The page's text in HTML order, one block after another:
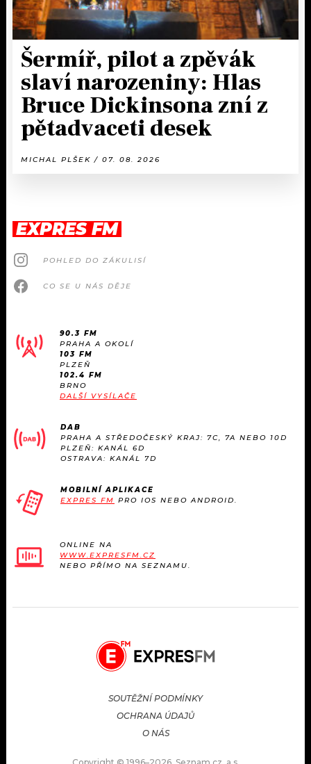
Šermíř, pilot a zpěvák
slaví narozeniny: Hlas
Bruce Dickinsona zní z
pětadvaceti desek
MICHAL PLŠEK / 07. 08. 2026
EXPRES FM
POHLED DO ZÁKULISÍ
CO SE U NÁS DĚJE
90.3 FM
PRAHA A OKOLÍ
103 FM
PLZEŇ
102.4 FM
BRNO
DALŠÍ VYSÍLAČE
DAB
PRAHA A STŘEDOČESKÝ KRAJ: 7C, 7A NEBO 10D
PLZEŇ: KANÁL 6D
OSTRAVA: KANÁL 7D
MOBILNÍ APLIKACE
EXPRES FM PRO IOS NEBO ANDROID.
ONLINE NA
WWW.EXPRESFM.CZ
NEBO PŘÍMO NA SEZNAMU.
SOUTĚŽNÍ PODMÍNKY
OCHRANA ÚDAJŮ
O NÁS
Copyright © 1996–2026, Seznam.cz, a.s.